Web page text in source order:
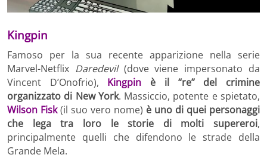
Kingpin
Famoso per la sua recente apparizione nella serie
Marvel-Netflix Daredevil(dove viene impersonato da
Vincent D’Onofrio), Kingpin è il “re” del crimine
organizzato di New York. Massiccio, potente e spietato,
Wilson Fisk(il suo vero nome) è uno di quei personaggi
che lega tra loro le storie di molti supereroi,
principalmente quelli che difendono le strade della
Grande Mela.